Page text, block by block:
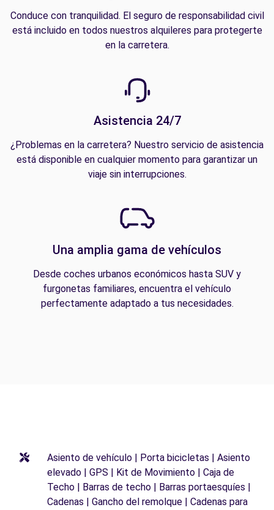
Conduce con tranquilidad. El seguro de responsabilidad civil
está incluido en todos nuestros alquileres para protegerte
en la carretera.
Asistencia 24/7
¿Problemas en la carretera? Nuestro servicio de asistencia
está disponible en cualquier momento para garantizar un
viaje sin interrupciones.
Una amplia gama de vehículos
Desde coches urbanos económicos hasta SUV y
furgonetas familiares, encuentra el vehículo
perfectamente adaptado a tus necesidades.
Asiento de vehículo | Porta bicicletas | Asiento
elevado | GPS | Kit de Movimiento | Caja de
Techo | Barras de techo | Barras portaesquíes |
Cadenas | Gancho del remolque | Cadenas para